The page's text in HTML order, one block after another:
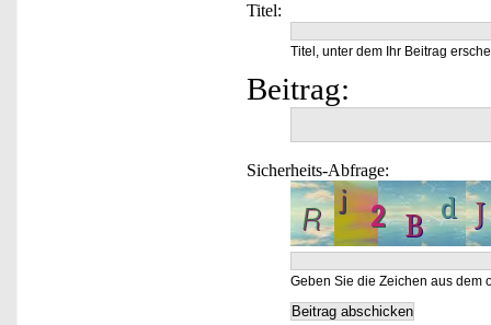
Titel:
Titel, unter dem Ihr Beitrag
Beitrag:
Sicherheits-Abfrage:
Geben Sie die Zeichen aus dem